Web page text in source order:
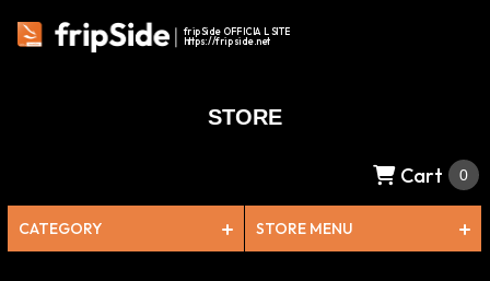
fripSide OFFICIAL SITE
https://fripside.net
STORE
Cart 0
CATEGORY STORE MENU